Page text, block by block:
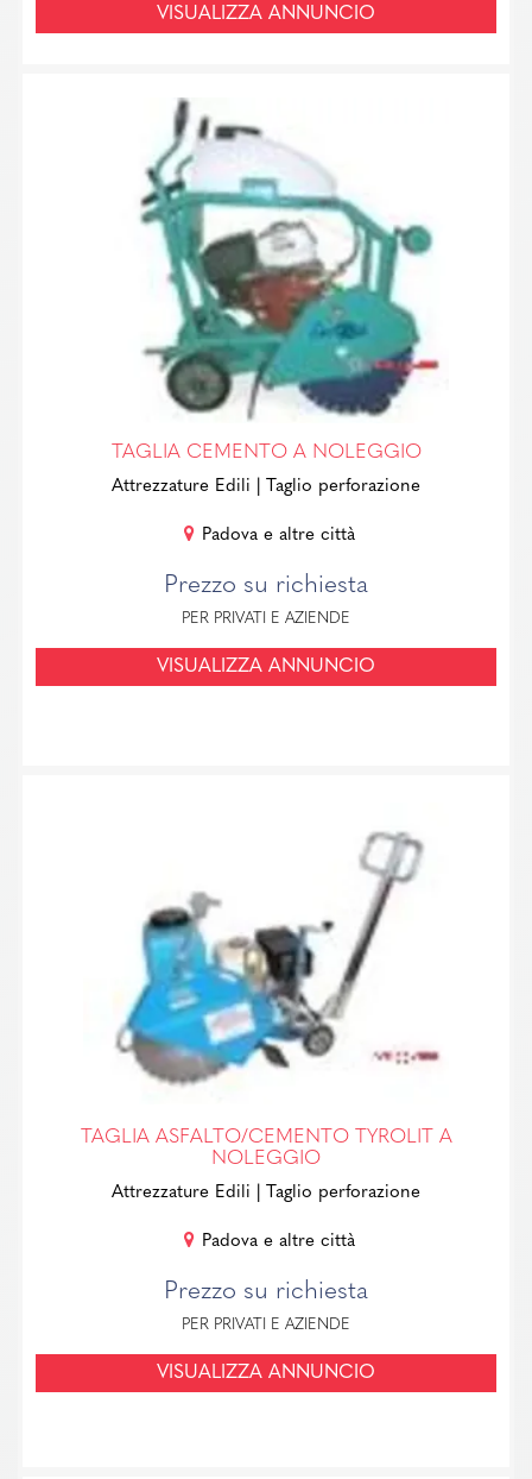
VISUALIZZA ANNUNCIO
TAGLIA CEMENTO A NOLEGGIO
Attrezzature Edili | Taglio perforazione
Padova e altre città
Prezzo su richiesta
PER PRIVATI E AZIENDE
VISUALIZZA ANNUNCIO
TAGLIA ASFALTO/CEMENTO TYROLIT A
NOLEGGIO
Attrezzature Edili | Taglio perforazione
Padova e altre città
Prezzo su richiesta
PER PRIVATI E AZIENDE
VISUALIZZA ANNUNCIO